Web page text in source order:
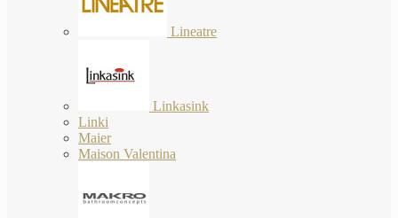
Lineatre
Linkasink
Linki
Maier
Maison Valentina